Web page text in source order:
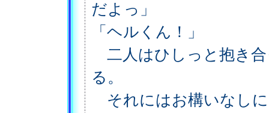
だよっ」
「ヘルくん！」
二人はひしっと抱き
る。
それにはお構いなし